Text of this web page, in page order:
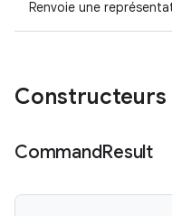
Renvoie une
Constructeurs
CommandResult